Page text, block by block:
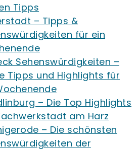
Tipps
– Tipps &
für ein
Sehenswürdigkeiten –
Tipps und Highlights für
– Die Top Highlights
am Harz
– Die schönsten
der